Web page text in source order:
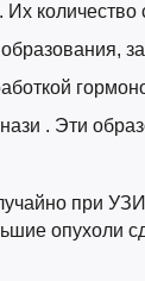
. Эти
при
опухоли